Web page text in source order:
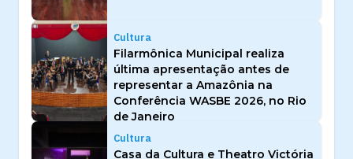
Cultura
Filarmônica Municipal realiza
última apresentação antes de
representar a Amazônia na
Conferência WASBE 2026, no Rio
de Janeiro
Cultura
Casa da Cultura e Theatro Victória